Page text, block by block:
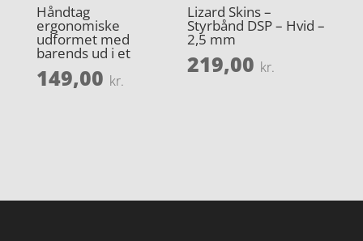
Håndtag
ergonomiske
udformet med
barends ud i et
149,00 kr.
Lizard Skins –
Styrbånd DSP – Hvid –
2,5 mm
219,00 kr.